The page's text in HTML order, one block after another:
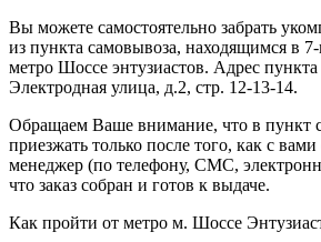
Вы можете самостоятельно забрать
из пункта самовывоза, находящимся в
метро Шоссе энтузиастов. Адрес
Электродная улица, д.2, стр. 12-13-14.
Обращаем Ваше внимание, что в пункт
приезжать только после того, как с
менеджер (по телефону, СМС,
что заказ собран и готов к выдаче.
Как пройти от метро м. Шоссе